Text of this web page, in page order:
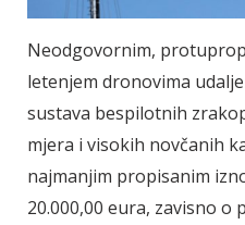
Neodgovornim,
letenjem dronovima
sustava bespilotnih
mjera i visokih novčanih
najmanjim propisanim
20.000,00 eura, zavisno